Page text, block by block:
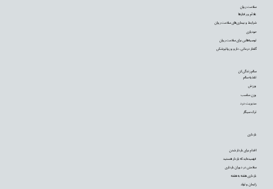
بارداری
اقدام برای باردار شدن
فهمیده‌اید که باردار هستید
سلامتی در دوران بارداری
بارداری هفته به هفته
زایمان و تولد
سالم زندگی کن
تغذیه سالم
ورزش
وزن مناسب
مدیریت درد
ترک سیگار
سلامت روان
علائم و رفتارها
شرایط و بیماری‌های سلامت روان
خودیاری
توصیه‌‌هایی برای سلامت روان
گفتار درمانی، دارو و روانپزشکی